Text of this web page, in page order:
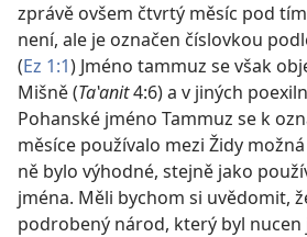
zprávě ovšem čtvrtý měsíc pod
není, ale je označen číslovkou
(Ez 1:1) Jméno tammuz se však
Mišně (Taʽanit4:6) a v jiných
Pohanské jméno Tammuz se k
měsíce používalo mezi Židy
ně bylo výhodné, stejně jako
jména. Měli bychom si uvědomit,
podrobený národ, který byl nucen